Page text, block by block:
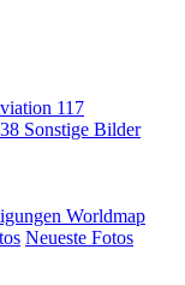
117
Sonstige Bilder
Worldmap
Neueste Fotos